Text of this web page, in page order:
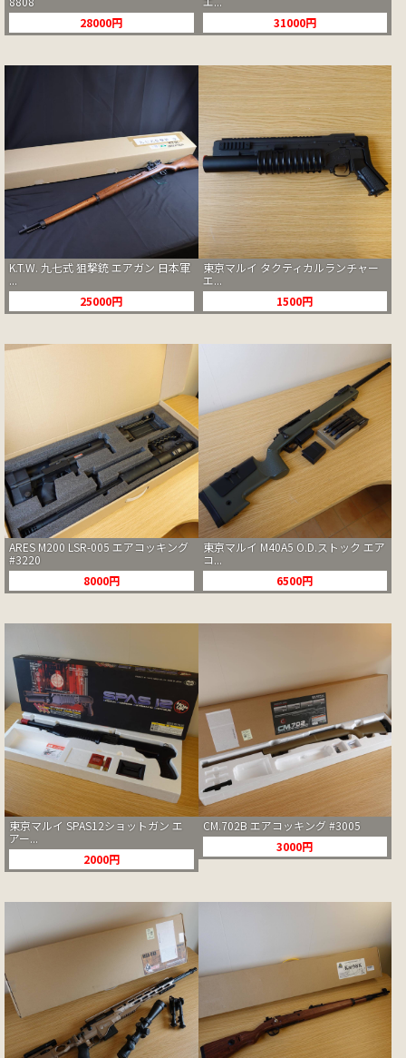
28000円
31000円
K.T.W. 九七式 狙撃銃 エアガン 日本軍
...
25000円
東京マルイ タクティカルランチャー
エ...
1500円
ARES M200 LSR-005 エアコッキング
#3220
8000円
東京マルイ M40A5 O.D.ストック エア
コ...
6500円
東京マルイ SPAS12ショットガン エ
アー...
2000円
CM.702B エアコッキング #3005
3000円